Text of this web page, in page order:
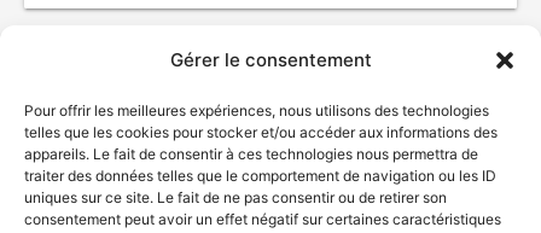
Gérer le consentement
Pour offrir les meilleures expériences, nous utilisons des technologies
telles que les cookies pour stocker et/ou accéder aux informations des
appareils. Le fait de consentir à ces technologies nous permettra de
traiter des données telles que le comportement de navigation ou les ID
uniques sur ce site. Le fait de ne pas consentir ou de retirer son
consentement peut avoir un effet négatif sur certaines caractéristiques